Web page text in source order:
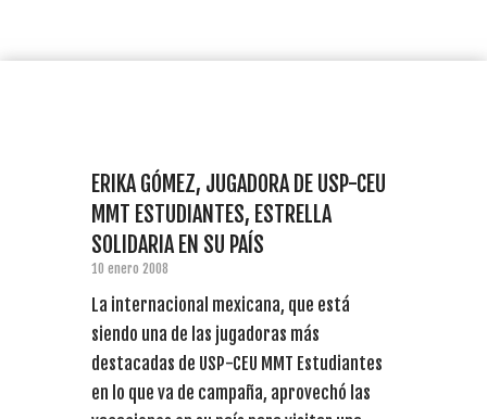
ERIKA GÓMEZ, JUGADORA DE USP-CEU
MMT ESTUDIANTES, ESTRELLA
SOLIDARIA EN SU PAÍS
10 enero 2008
La internacional mexicana, que está
siendo una de las jugadoras más
destacadas de USP-CEU MMT Estudiantes
en lo que va de campaña, aprovechó las